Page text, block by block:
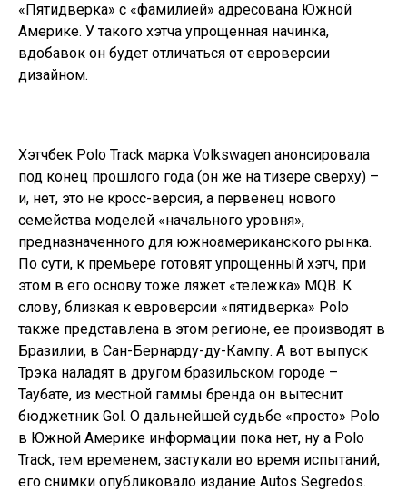
«Пятидверка» с «фамилией» адресована Южной
Америке. У такого хэтча упрощенная начинка,
вдобавок он будет отличаться от евроверсии
дизайном.
Хэтчбек Polo Track марка Volkswagen анонсировала
под конец прошлого года (он же на тизере сверху) –
и, нет, это не кросс-версия, а первенец нового
семейства моделей «начального уровня»,
предназначенного для южноамериканского рынка.
По сути, к премьере готовят упрощенный хэтч, при
этом в его основу тоже ляжет «тележка» MQB. К
слову, близкая к евроверсии «пятидверка» Polo
также представлена в этом регионе, ее производят в
Бразилии, в Сан-Бернарду-ду-Кампу. А вот выпуск
Трэка наладят в другом бразильском городе –
Таубате, из местной гаммы бренда он вытеснит
бюджетник Gol. О дальнейшей судьбе «просто» Polo
в Южной Америке информации пока нет, ну а Polo
Track, тем временем, застукали во время испытаний,
его снимки опубликовало издание Autos Segredos.